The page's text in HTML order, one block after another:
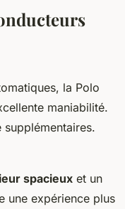
la Polo
maniabilité.
spacieux et un
une expérience plus